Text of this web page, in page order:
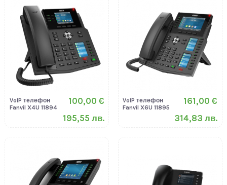
VoIP телефон
Fanvil X4U 11894
100,00 €
195,55 лв.
VoIP телефон
Fanvil X6U 11895
161,00 €
314,83 лв.